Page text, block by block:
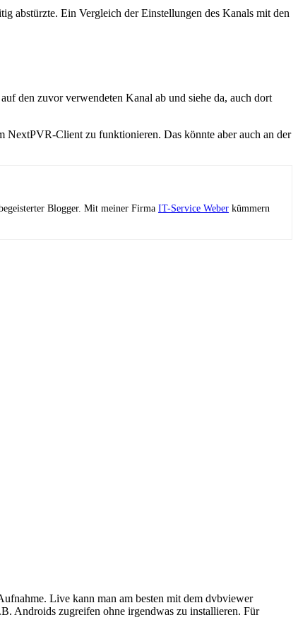
abstürzte. Ein Vergleich der Einstellungen des Kanals mit den
den zuvor verwendeten Kanal ab und siehe da, auch dort
NextPVR-Client zu funktionieren. Das könnte aber auch an der
Blogger. Mit meiner Firma IT-Service Weber kümmern
Live kann man am besten mit dem dvbviewer
Androids zugreifen ohne irgendwas zu installieren. Für